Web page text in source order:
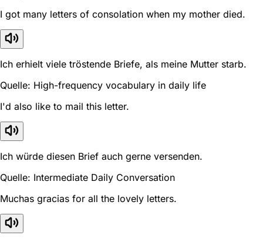
I got many letters of consolation when my mother died.
Ich erhielt viele tröstende Briefe, als meine Mutter starb.
Quelle: High-frequency vocabulary in daily life
I'd also like to mail this letter.
Ich würde diesen Brief auch gerne versenden.
Quelle: Intermediate Daily Conversation
Muchas gracias for all the lovely letters.